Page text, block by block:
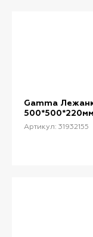
Gamma
500*500*220мм
Артикул: 31932155